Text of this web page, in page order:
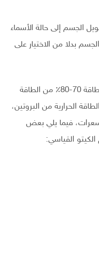
الجسم إلى حالة الأسماء
بدلا من الاختيار على
يعتمد نظام الكيتو القياسي على الطاقة 70-80٪ من الطاقة
و20-25٪ من الطاقة الحرارية من البروتين،
السعرات، فيما يلي بعض
القياسي: